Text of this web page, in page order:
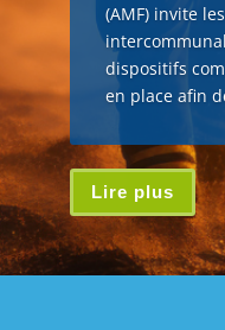
(AMF) invite
dispositifs
en place afin
Lire plus